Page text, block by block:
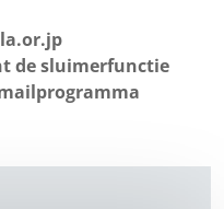
de sluimerfunctie